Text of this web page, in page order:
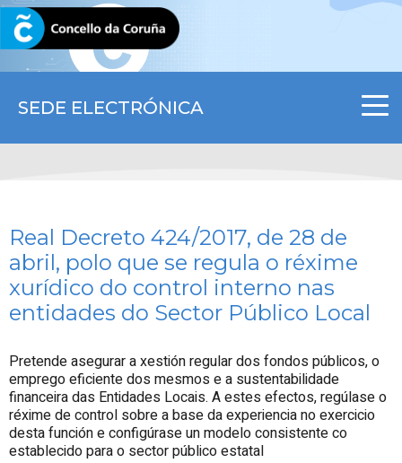
SEDE ELECTRÓNICA
CORUNA.GAL
Real Decreto 424/2017, de 28 de
abril, polo que se regula o réxime
xurídico do control interno nas
entidades do Sector Público Local
Pretende asegurar a xestión regular dos fondos públicos, o
emprego eficiente dos mesmos e a sustentabilidade
financeira das Entidades Locais. A estes efectos, regúlase o
réxime de control sobre a base da experiencia no exercicio
desta función e configúrase un modelo consistente co
establecido para o sector público estatal